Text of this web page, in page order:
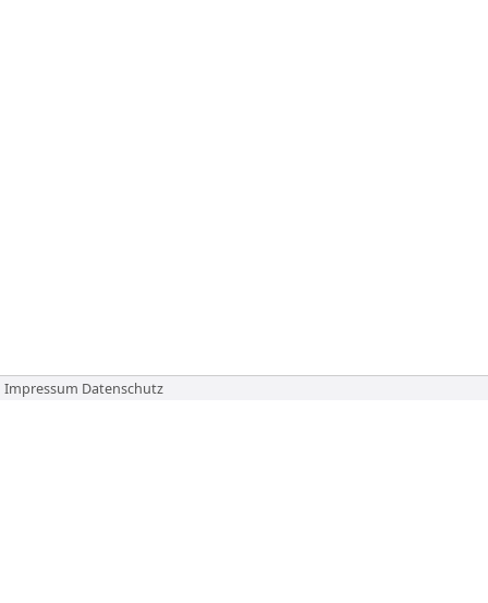
Impressum Datenschutz